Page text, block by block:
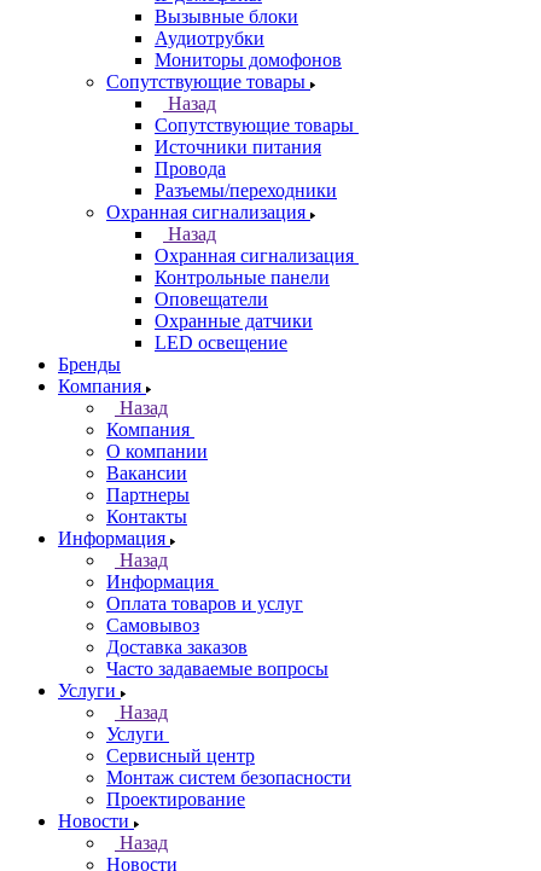
Вызывные блоки
Аудиотрубки
Мониторы домофонов
Сопутствующие товары
Назад
Сопутствующие товары
Источники питания
Провода
Разъемы/переходники
Охранная сигнализация
Назад
Охранная сигнализация
Контрольные панели
Оповещатели
Охранные датчики
LED освещение
Бренды
Компания
Назад
Компания
О компании
Вакансии
Партнеры
Контакты
Информация
Назад
Информация
Оплата товаров и услуг
Самовывоз
Доставка заказов
Часто задаваемые вопросы
Услуги
Назад
Услуги
Сервисный центр
Монтаж систем безопасности
Проектирование
Новости
Назад
Новости